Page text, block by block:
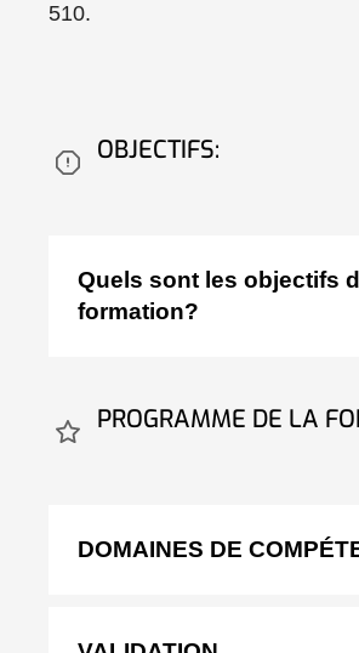
510.
OBJECTIFS:
Quels sont les objectifs
formation?
sécurité électrique
PROGRAMME DE LA
DOMAINES DE